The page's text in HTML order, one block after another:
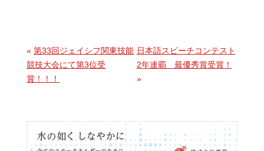
«第33回ジェイシフ関東技能
競技大会にて第3位受
賞！！！
日本語スピーチコンテスト
2年連覇 最優秀賞受賞！
»